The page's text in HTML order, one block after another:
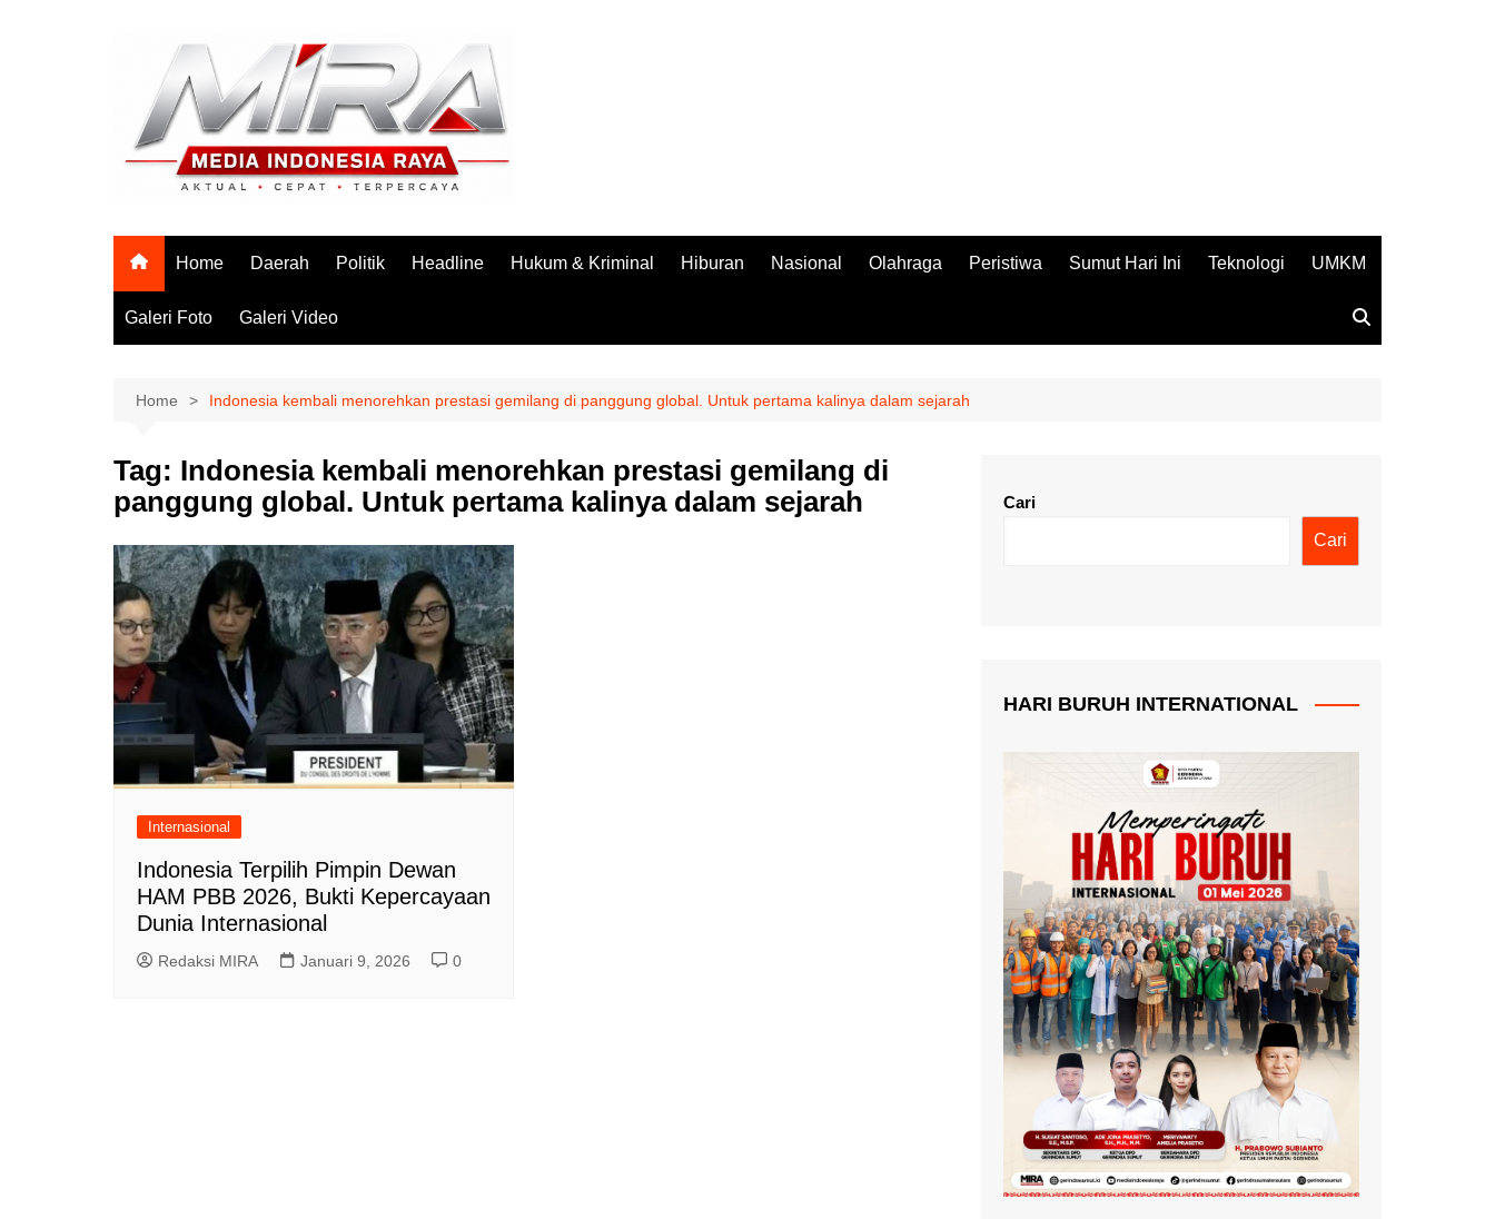
Home Daerah Politik Headline Hukum & Kriminal Hiburan Nasional Olahraga Peristiwa Sumut Hari Ini Teknologi UMKM
Galeri Foto Galeri Video
Home Indonesia kembali menorehkan prestasi gemilang di panggung global. Untuk pertama kalinya dalam sejarah
Tag: Indonesia kembali menorehkan prestasi gemilang di
panggung global. Untuk pertama kalinya dalam sejarah
Internasional
Indonesia Terpilih Pimpin Dewan
HAM PBB 2026, Bukti Kepercayaan
Dunia Internasional
Redaksi MIRA Januari 9, 2026 0
Cari
Cari
HARI BURUH INTERNATIONAL